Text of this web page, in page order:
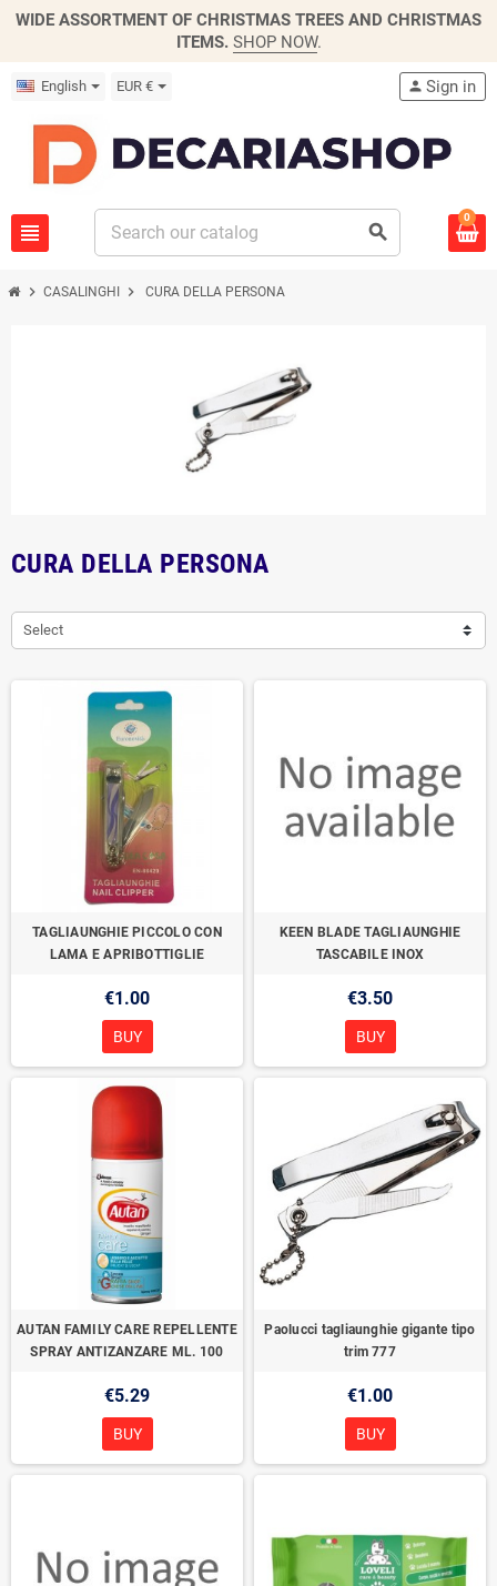
WIDE ASSORTMENT OF CHRISTMAS TREES AND CHRISTMAS
ITEMS. SHOP NOW.
English EUR €
view_headline search
person Sign in
0
chevron_right CASALINGHI chevron_right CURA DELLA PERSONA
CURA DELLA PERSONA
Select
TAGLIAUNGHIE PICCOLO CON
LAMA E APRIBOTTIGLIE
€1.00
BUY
KEEN BLADE TAGLIAUNGHIE
TASCABILE INOX
€3.50
BUY
AUTAN FAMILY CARE REPELLENTE
SPRAY ANTIZANZARE ML. 100
€5.29
BUY
Paolucci tagliaunghie gigante tipo
trim 777
€1.00
BUY